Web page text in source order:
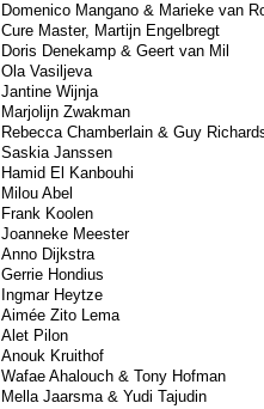
Domenico Mangano & Marieke van
Cure Master, Martijn Engelbregt
Doris Denekamp & Geert van Mil
Ola Vasiljeva
Jantine Wijnja
Marjolijn Zwakman
Rebecca Chamberlain & Guy
Saskia Janssen
Hamid El Kanbouhi
Milou Abel
Frank Koolen
Joanneke Meester
Anno Dijkstra
Gerrie Hondius
Ingmar Heytze
Aimée Zito Lema
Alet Pilon
Anouk Kruithof
Wafae Ahalouch & Tony Hofman
Mella Jaarsma & Yudi Tajudin